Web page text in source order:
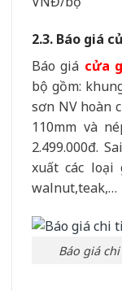
2.3. Báo giá
Báo giá cửa
bộ gồm:
sơn NV hoàn
110mm và
2.499.000đ.
xuất các loại
walnut,teak,…
Báo giá